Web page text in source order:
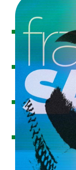
t
i
o
n
s
L
e
s
n